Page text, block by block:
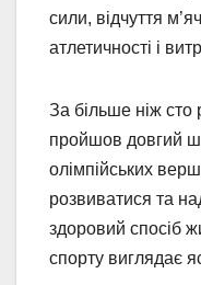
сили, відчуття
атлетичності і
За більше ніж сто
пройшов довгий
олімпійських
розвиватися та
здоровий спосіб
спорту виглядає